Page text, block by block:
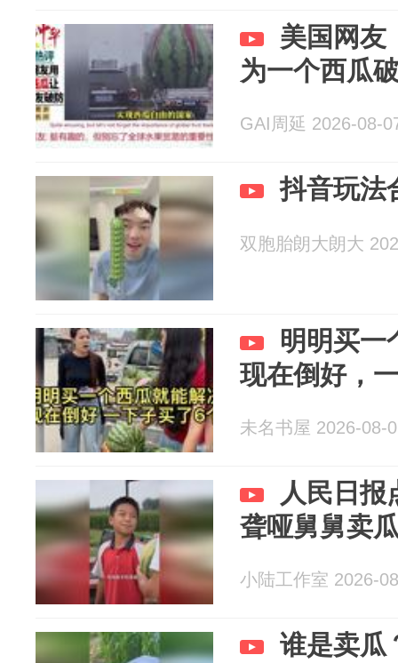
美国网友
为一个西瓜
GAI周延 2026-08-
抖音玩法
双胞胎朗大朗大
明明买一
现在倒好，
未名书屋 2026-08-
人民日报
聋哑舅舅卖
小陆工作室 2026-
谁是卖瓜